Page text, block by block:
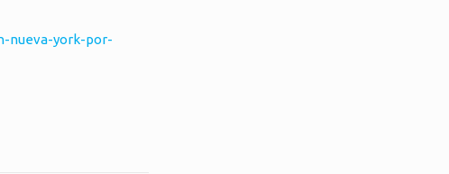
nueva-york-por-